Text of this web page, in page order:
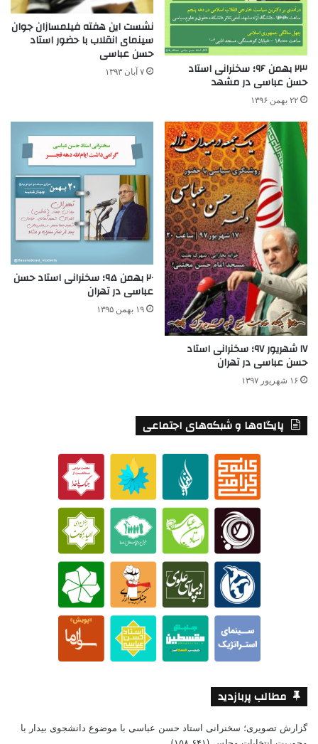
۲۳ بهمن ۹۶؛ سخنرانی استاد
حسن عباسی در مشهد
۲۲ بهمن ۱۳۹۶
نشست این هفته فیلمسازان جوان
سینمای انقلاب با حضور استاد
حسن عباسی
۷ آبان ۱۳۹۳
۱۷ شهریور ۹۷؛ سخنرانی استاد
حسن عباسی در تهران
۱۶ شهریور ۱۳۹۷
۲۰ بهمن ۹۵؛ سخنرانی استاد حسن
عباسی در تهران
۱۹ بهمن ۱۳۹۵
پایگاه‌ها و شبکه‌های اجتماعی
مطالب پربازدید
گزارش تصویری؛ سخنرانی استاد حسن عباسی با موضوع دانشجوی بیدار با